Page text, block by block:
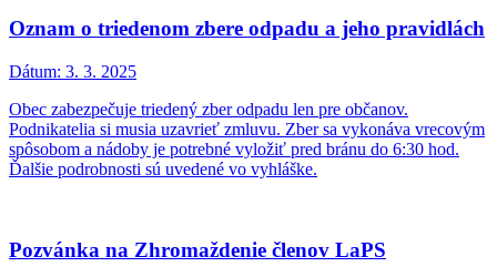
Oznam o triedenom zbere odpadu a jeho pravidlách
Dátum: 3. 3. 2025
Obec zabezpečuje triedený zber odpadu len pre občanov.
Podnikatelia si musia uzavrieť zmluvu. Zber sa vykonáva vrecovým
spôsobom a nádoby je potrebné vyložiť pred bránu do 6:30 hod.
Ďalšie podrobnosti sú uvedené vo vyhláške.
Pozvánka na Zhromaždenie členov LaPS